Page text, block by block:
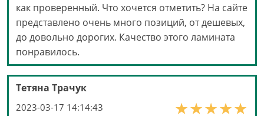
как проверенный. Что хочется отметить? На сайте
представлено очень много позиций, от дешевых,
до довольно дорогих. Качество этого ламината
понравилось.
Тетяна Трачук
2023-03-17 14:14:43